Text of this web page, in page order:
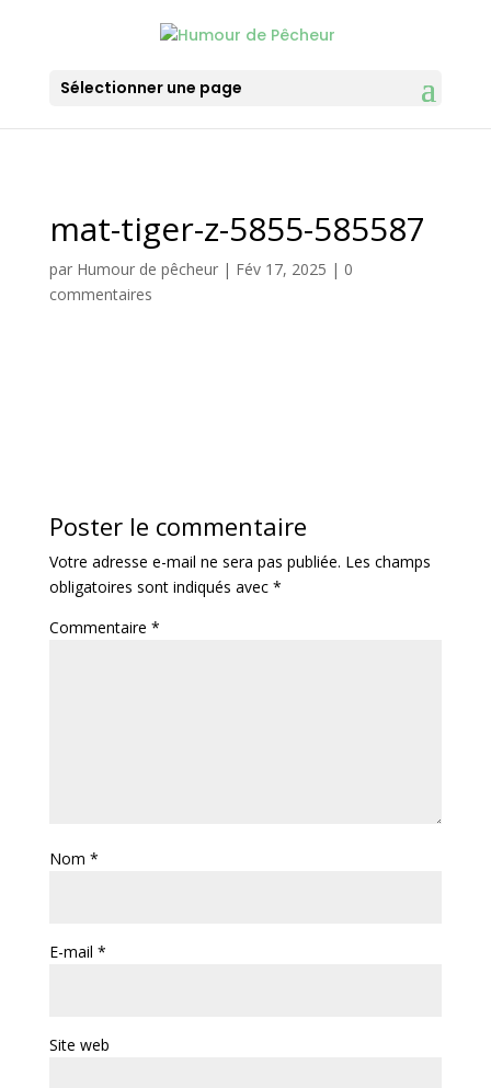
Sélectionner une page
mat-tiger-z-5855-585587
par Humour de pêcheur| Fév 17, 2025 | 0
commentaires
Poster le commentaire
Votre adresse e-mail ne sera pas publiée. Les champs
obligatoires sont indiqués avec *
Commentaire *
Nom *
E-mail *
Site web